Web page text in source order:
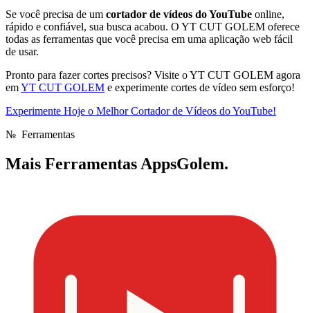
Se você precisa de um cortador de vídeos do YouTube online,
rápido e confiável, sua busca acabou. O YT CUT GOLEM oferece
todas as ferramentas que você precisa em uma aplicação web fácil
de usar.
Pronto para fazer cortes precisos? Visite o YT CUT GOLEM agora
emYT CUT GOLEM e experimente cortes de vídeo sem esforço!
Experimente Hoje o Melhor Cortador de Vídeos do YouTube!
№ Ferramentas
Mais Ferramentas AppsGolem.